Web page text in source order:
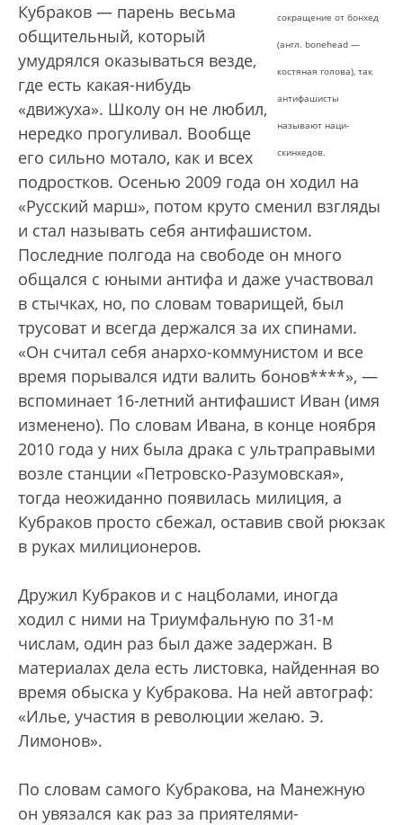
сокращение от бонхед
(англ. bonehead —
костяная голова), так
антифашисты
называют наци-
скинхедов.
Кубраков — парень весьма
общительный, который
умудрялся оказываться везде,
где есть какая-нибудь
«движуха». Школу он не любил,
нередко прогуливал. Вообще
его сильно мотало, как и всех
подростков. Осенью 2009 года он ходил на
«Русский марш», потом круто сменил взгляды
и стал называть себя антифашистом.
Последние полгода на свободе он много
общался с юными антифа и даже участвовал
в стычках, но, по словам товарищей, был
трусоват и всегда держался за их спинами.
«Он считал себя анархо-коммунистом и все
время порывался идти валить бонов****», —
вспоминает 16-летний антифашист Иван (имя
изменено). По словам Ивана, в конце ноября
2010 года у них была драка с ультраправыми
возле станции «Петровско-Разумовская»,
тогда неожиданно появилась милиция, а
Кубраков просто сбежал, оставив свой рюкзак
в руках милиционеров.
Дружил Кубраков и с нацболами, иногда
ходил с ними на Триумфальную по 31-м
числам, один раз был даже задержан. В
материалах дела есть листовка, найденная во
время обыска у Кубракова. На ней автограф:
«Илье, участия в революции желаю. Э.
Лимонов».
По словам самого Кубракова, на Манежную
он увязался как раз за приятелями-